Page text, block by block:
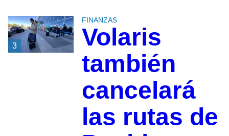
3
FINANZAS
Volaris
también
cancelará
las rutas de